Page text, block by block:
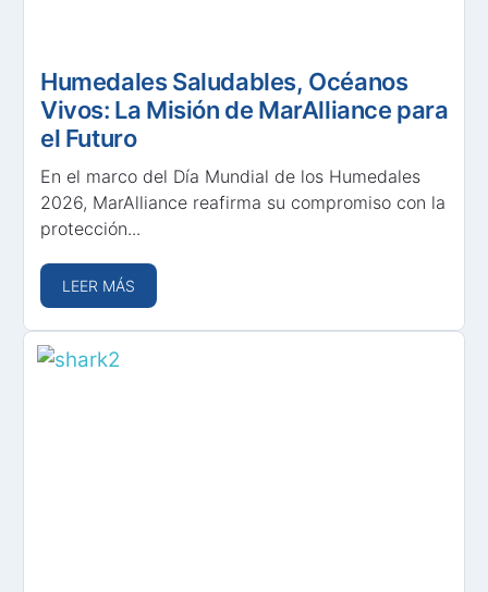
Humedales Saludables, Océanos
Vivos: La Misión de MarAlliance para
el Futuro
En el marco del Día Mundial de los Humedales
2026, MarAlliance reafirma su compromiso con la
protección...
LEER MÁS